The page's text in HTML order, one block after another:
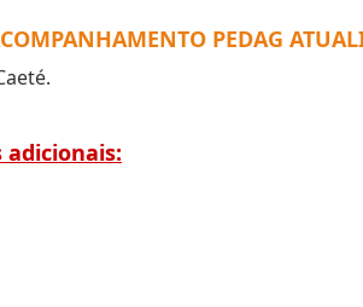
PEDAG